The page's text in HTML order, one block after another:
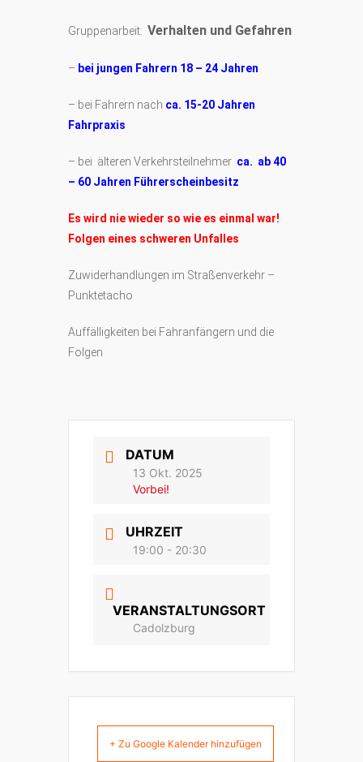
Gruppenarbeit: Verhalten und Gefahren
– bei jungen Fahrern 18 – 24 Jahren
– bei Fahrern nach ca. 15-20 Jahren
Fahrpraxis
– bei älteren Verkehrsteilnehmer ca. ab 40
– 60 Jahren Führerscheinbesitz
Es wird nie wieder so wie es einmal war!
Folgen eines schweren Unfalles
Zuwiderhandlungen im Straßenverkehr –
Punktetacho
Auffälligkeiten bei Fahranfängern und die
Folgen
DATUM
13 Okt. 2025
Vorbei!
UHRZEIT
19:00 - 20:30
VERANSTALTUNGSORT
Cadolzburg
+ Zu Google Kalender hinzufügen